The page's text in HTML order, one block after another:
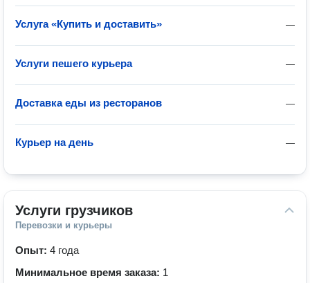
—
Услуга «Купить и доставить»
—
Услуги пешего курьера
—
Доставка еды из ресторанов
—
Курьер на день
Услуги грузчиков
Перевозки и курьеры
Опыт: 4 года
Минимальное время заказа: 1